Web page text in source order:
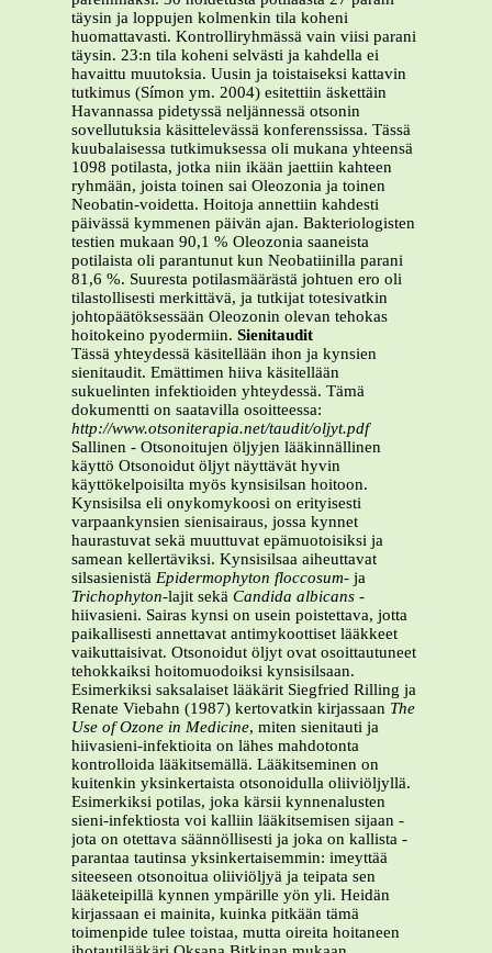
täysin ja loppujen kolmenkin tila koheni
huomattavasti. Kontrolliryhmässä vain viisi parani
täysin. 23:n tila koheni selvästi ja kahdella ei
havaittu muutoksia. Uusin ja toistaiseksi kattavin
tutkimus (Símon ym. 2004) esitettiin äskettäin
Havannassa pidetyssä neljännessä otsonin
sovellutuksia käsittelevässä konferenssissa. Tässä
kuubalaisessa tutkimuksessa oli mukana yhteensä
1098 potilasta, jotka niin ikään jaettiin kahteen
ryhmään, joista toinen sai Oleozonia ja toinen
Neobatin-voidetta. Hoitoja annettiin kahdesti
päivässä kymmenen päivän ajan. Bakteriologisten
testien mukaan 90,1 % Oleozonia saaneista
potilaista oli parantunut kun Neobatiinilla parani
81,6 %. Suuresta potilasmäärästä johtuen ero oli
tilastollisesti merkittävä, ja tutkijat totesivatkin
johtopäätöksessään Oleozonin olevan tehokas
hoitokeino pyodermiin. Sienitaudit
Tässä yhteydessä käsitellään ihon ja kynsien
sienitaudit. Emättimen hiiva käsitellään
sukuelinten infektioiden yhteydessä. Tämä
dokumentti on saatavilla osoitteessa:
http://www.otsoniterapia.net/taudit/oljyt.pdf
Sallinen - Otsonoitujen öljyjen lääkinnällinen
käyttö Otsonoidut öljyt näyttävät hyvin
käyttökelpoisilta myös kynsisilsan hoitoon.
Kynsisilsa eli onykomykoosi on erityisesti
varpaankynsien sienisairaus, jossa kynnet
haurastuvat sekä muuttuvat epämuotoisiksi ja
samean kellertäviksi. Kynsisilsaa aiheuttavat
silsasienistä Epidermophyton floccosum- ja
Trichophyton-lajit sekä Candida albicans -
hiivasieni. Sairas kynsi on usein poistettava, jotta
paikallisesti annettavat antimykoottiset lääkkeet
vaikuttaisivat. Otsonoidut öljyt ovat osoittautuneet
tehokkaiksi hoitomuodoiksi kynsisilsaan.
Esimerkiksi saksalaiset lääkärit Siegfried Rilling ja
Renate Viebahn (1987) kertovatkin kirjassaan The
Use of Ozone in Medicine, miten sienitauti ja
hiivasieni-infektioita on lähes mahdotonta
kontrolloida lääkitsemällä. Lääkitseminen on
kuitenkin yksinkertaista otsonoidulla oliiviöljyllä.
Esimerkiksi potilas, joka kärsii kynnenalusten
sieni-infektiosta voi kalliin lääkitsemisen sijaan -
jota on otettava säännöllisesti ja joka on kallista -
parantaa tautinsa yksinkertaisemmin: imeyttää
siteeseen otsonoitua oliiviöljyä ja teipata sen
lääketeipillä kynnen ympärille yön yli. Heidän
kirjassaan ei mainita, kuinka pitkään tämä
toimenpide tulee toistaa, mutta oireita hoitaneen